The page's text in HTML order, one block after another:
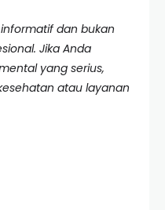
dan bukan
Jika Anda
yang serius,
atau layanan